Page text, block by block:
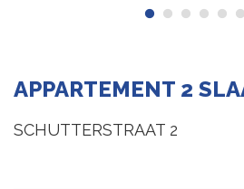
APPARTEMENT 2
SCHUTTERSTRAAT 2